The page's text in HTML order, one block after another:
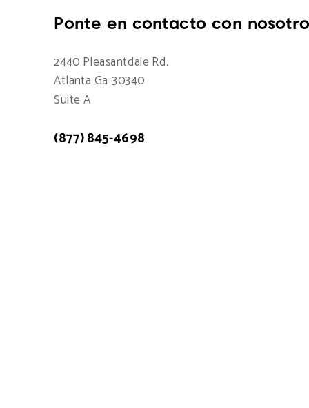
Ponte en contacto con
2440 Pleasantdale Rd.
Atlanta Ga 30340
Suite A
(877) 845-4698